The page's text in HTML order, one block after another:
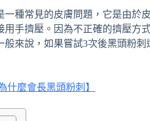
種常見的皮膚問題，它是由於
手擠壓。因為不正確的擠壓方
來說，如果嘗試3次後黑頭粉
什麼會長黑頭粉刺】